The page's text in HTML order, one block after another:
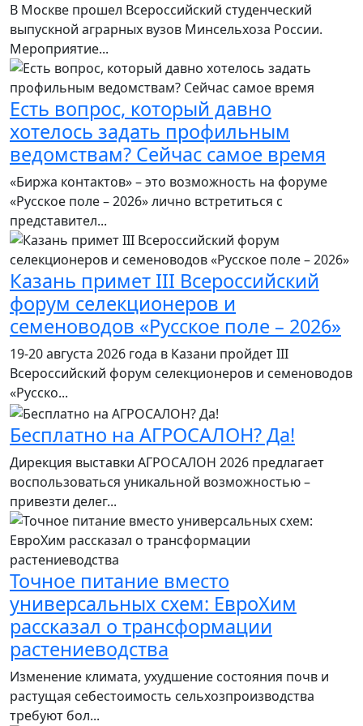
В Москве прошел Всероссийский студенческий
выпускной аграрных вузов Минсельхоза России.
Мероприятие...
Есть вопрос, который давно
хотелось задать профильным
ведомствам? Сейчас самое время
«Биржа контактов» – это возможность на форуме
«Русское поле – 2026» лично встретиться с
представител...
Казань примет III Всероссийский
форум селекционеров и
семеноводов «Русское поле – 2026»
19-20 августа 2026 года в Казани пройдет III
Всероссийский форум селекционеров и семеноводов
«Русско...
Бесплатно на АГРОСАЛОН? Да!
Дирекция выставки АГРОСАЛОН 2026 предлагает
воспользоваться уникальной возможностью –
привезти делег...
Точное питание вместо
универсальных схем: ЕвроХим
рассказал о трансформации
растениеводства
Изменение климата, ухудшение состояния почв и
растущая себестоимость сельхозпроизводства
требуют бол...